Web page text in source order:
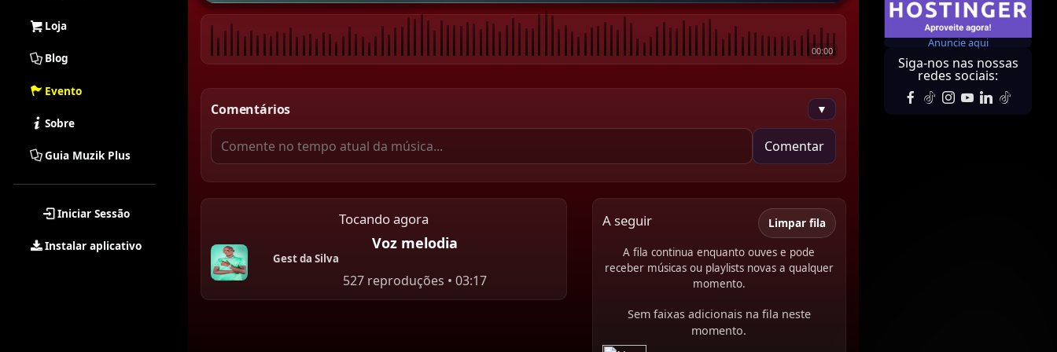
Loja
Blog
Evento
Sobre
Guia Muzik Plus
Iniciar Sessão
Instalar aplicativo
00:00
Comentários ▼
Comentar
Tocando agora
Voz melodia
Gest da Silva
527 reproduções • 03:17
A seguir Limpar fila
A fila continua enquanto ouves e pode
receber músicas ou playlists novas a qualquer
momento.
Sem faixas adicionais na fila neste
momento.
Anuncie aqui
Siga-nos nas nossas
redes sociais: